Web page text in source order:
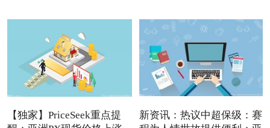
【独家】PriceSeek重点提
新资讯：热议中超保级：赛